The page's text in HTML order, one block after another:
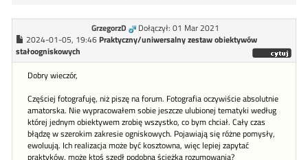
GrzegorzD
Dołączył: 01 Mar 2021
2024-01-05, 19:46 Praktyczny/uniwersalny zestaw obiektywów
stałoogniskowych
Dobry wieczór,
Częściej fotografuję, niż piszę na forum. Fotografia oczywiście absolutnie
amatorska. Nie wypracowałem sobie jeszcze ulubionej tematyki według
której jednym obiektywem zrobię wszystko, co bym chciał. Cały czas
błądzę w szerokim zakresie ogniskowych. Pojawiają się różne pomysły,
ewoluują. Ich realizacja może być kosztowna, więc lepiej zapytać
praktyków, może ktoś szedł podobną ścieżką rozumowania?